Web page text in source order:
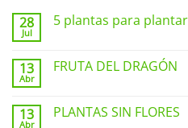
28
Jul
5 plantas para
en
plantar
en
13
Abr
FRUTA DEL DRAGÓN
en
13
Abr
PLANTAS SIN FLORES